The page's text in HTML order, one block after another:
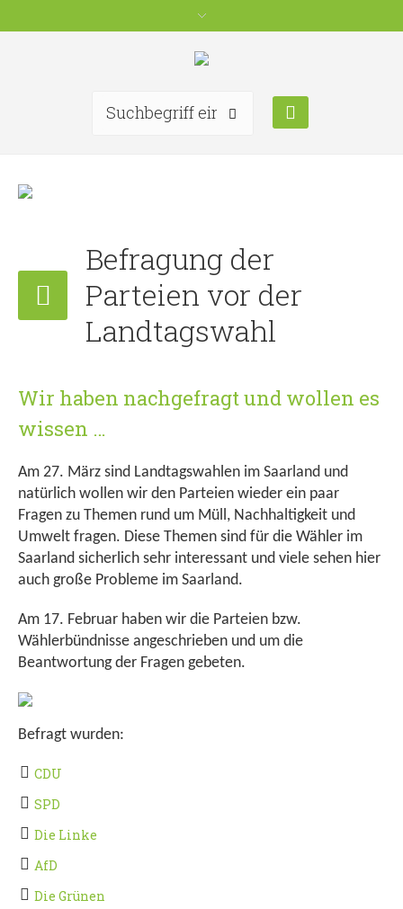
Befragung der
Parteien vor der
Landtagswahl
Wir haben nachgefragt und wollen es
wissen …
Am 27. März sind Landtagswahlen im Saarland und
natürlich wollen wir den Parteien wieder ein paar
Fragen zu Themen rund um Müll, Nachhaltigkeit und
Umwelt fragen. Diese Themen sind für die Wähler im
Saarland sicherlich sehr interessant und viele sehen hier
auch große Probleme im Saarland.
Am 17. Februar haben wir die Parteien bzw.
Wählerbündnisse angeschrieben und um die
Beantwortung der Fragen gebeten.
Befragt wurden:
CDU
SPD
Die Linke
AfD
Die Grünen